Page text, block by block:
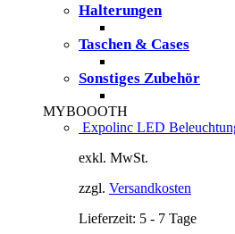
Halterungen
Taschen & Cases
Sonstiges Zubehör
MYBOOOTH
Expolinc LED
exkl. MwSt.
zzgl. Versandkosten
Lieferzeit: 5 - 7 Tage